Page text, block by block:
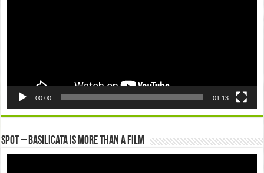
00:00 01:13
Spot – Basilicata is more than a Film